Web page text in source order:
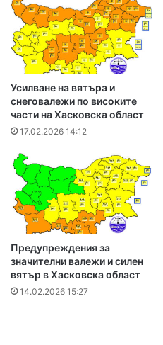
Усилване на вятъра и
снеговалежи по високите
части на Хасковска област
17.02.2026 14:12
Предупреждения за
значителни валежи и силен
вятър в Хасковска област
14.02.2026 15:27